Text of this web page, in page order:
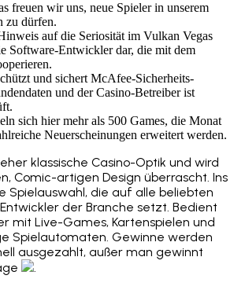
freuen wir uns, neue Spieler in unserem
zu dürfen.
auf die Seriosität im Vulkan Vegas
Software-Entwickler dar, die mit dem
und sichert McAfee-Sicherheits-
und der Casino-Betreiber ist
sich hier mehr als 500 Games, die Monat
Neuerscheinungen erweitert werden.
klassische Casino-Optik und wird
Comic-artigen Design überrascht. Ins
Spielauswahl, die auf alle beliebten
der Branche setzt. Bedient
mit Live-Games, Kartenspielen und
Spielautomaten. Gewinne werden
ausgezahlt, außer man gewinnt
.